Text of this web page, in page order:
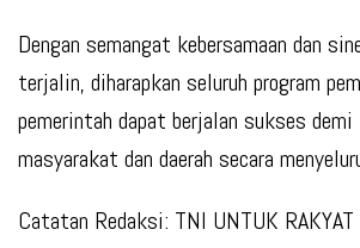
Dengan semangat kebersamaan dan
terjalin, diharapkan seluruh program
pemerintah dapat berjalan sukses demi
masyarakat dan daerah secara
Catatan Redaksi: TNI UNTUK RAKYAT